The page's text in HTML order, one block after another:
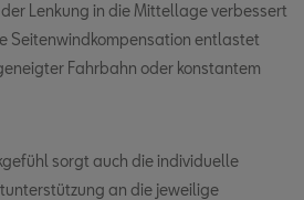
Lenkung in die Mittellage verbessert
Seitenwindkompensation entlastet
Fahrbahn oder konstantem
sorgt auch die individuelle
an die jeweilige